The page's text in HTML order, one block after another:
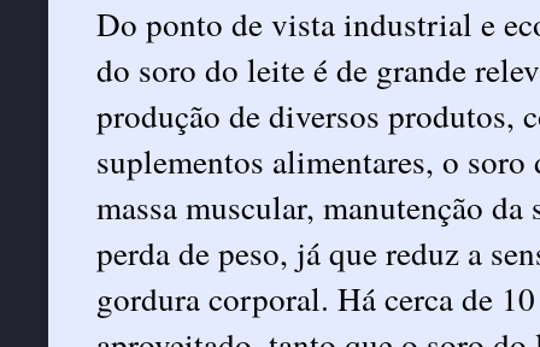
Do ponto de vista industrial e
do soro do leite é de grande
produção de diversos produtos,
suplementos alimentares, o
massa muscular, manutenção
perda de peso, já que reduz a
gordura corporal. Há cerca de